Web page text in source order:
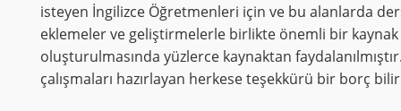
isteyen İngilizce Öğretmenleri için ve bu alanlarda
eklemeler ve geliştirmelerle birlikte önemli bir
oluşturulmasında yüzlerce kaynaktan
çalışmaları hazırlayan herkese teşekkürü bir borç